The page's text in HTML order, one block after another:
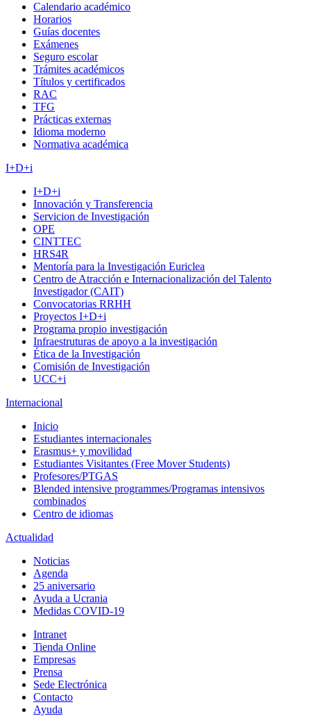
Calendario académico
Horarios
Guías docentes
Exámenes
Seguro escolar
Trámites académicos
Títulos y certificados
RAC
TFG
Prácticas externas
Idioma moderno
Normativa académica
I+D+i
I+D+i
Innovación y Transferencia
Servicion de Investigación
OPE
CINTTEC
HRS4R
Mentoría para la Investigación Euriclea
Centro de Atracción e Internacionalización del Talento
Investigador (CAIT)
Convocatorias RRHH
Proyectos I+D+i
Programa propio investigación
Infraestruturas de apoyo a la investigación
Ética de la Investigación
Comisión de Investigación
UCC+i
Internacional
Inicio
Estudiantes internacionales
Erasmus+ y movilidad
Estudiantes Visitantes (Free Mover Students)
Profesores/PTGAS
Blended intensive programmes/Programas intensivos
combinados
Centro de idiomas
Actualidad
Noticias
Agenda
25 aniversario
Ayuda a Ucrania
Medidas COVID-19
Intranet
Tienda Online
Empresas
Prensa
Sede Electrónica
Contacto
Ayuda